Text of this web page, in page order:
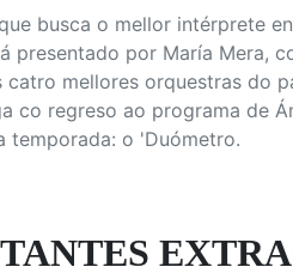
busca o mellor intérprete
presentado por María Mera,
mellores orquestras do
co regreso ao programa de
temporada: o 'Duómetro.